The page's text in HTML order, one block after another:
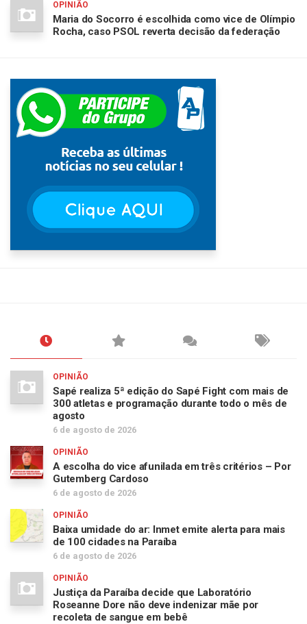
OPINIÃO
Maria do Socorro é escolhida como vice de Olímpio
Rocha, caso PSOL reverta decisão da federação
OPINIÃO
Sapé realiza 5ª edição do Sapé Fight com mais de
300 atletas e programação durante todo o mês de
agosto
6 de agosto de 2026
OPINIÃO
A escolha do vice afunilada em três critérios – Por
Gutemberg Cardoso
6 de agosto de 2026
OPINIÃO
Baixa umidade do ar: Inmet emite alerta para mais
de 100 cidades na Paraíba
6 de agosto de 2026
OPINIÃO
Justiça da Paraíba decide que Laboratório
Roseanne Dore não deve indenizar mãe por
recoleta de sangue em bebê